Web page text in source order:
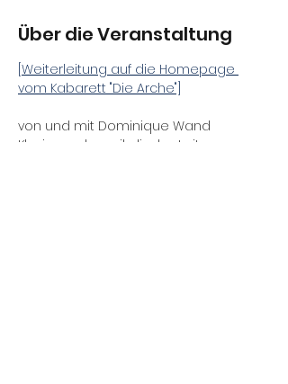
Über die Veranstaltung
[Weiterleitung auf die Homepage
vom Kabarett "Die Arche"]
von und mit Dominique Wand
Klavier und musikalische Leitung: